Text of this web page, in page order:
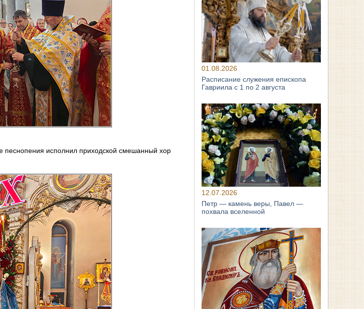
песнопения исполнил приходской смешанный хор
01.08.2026
Расписание служения епископа
Гавриила с 1 по 2 августа
12.07.2026
Петр — камень веры, Павел —
похвала вселенной